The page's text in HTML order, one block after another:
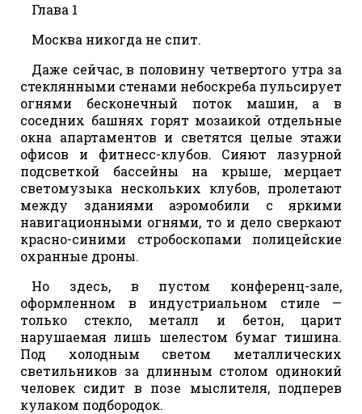
Глава 1
Москва никогда не спит.
Даже сейчас, в половину четвертого утра за
стеклянными стенами небоскреба пульсирует
огнями бесконечный поток машин, а в
соседних башнях горят мозаикой отдельные
окна апартаментов и светятся целые этажи
офисов и фитнесс-клубов. Сияют лазурной
подсветкой бассейны на крыше, мерцает
светомузыка нескольких клубов, пролетают
между зданиями аэромобили с яркими
навигационными огнями, то и дело сверкают
красно-синими стробоскопами полицейские
охранные дроны.
Но здесь, в пустом конференц-зале,
оформленном в индустриальном стиле —
только стекло, металл и бетон, царит
нарушаемая лишь шелестом бумаг тишина.
Под холодным светом металлических
светильников за длинным столом одинокий
человек сидит в позе мыслителя, подперев
кулаком подбородок.